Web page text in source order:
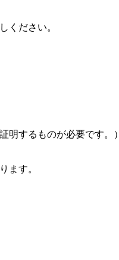
ください。
明するものが必要です。）
ます。